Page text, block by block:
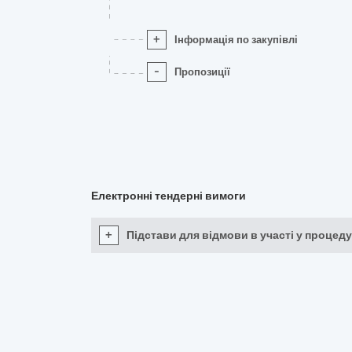
+ Інформація по закупівлі
- Пропозиції
Електронні тендерні вимоги
+ Підстави для відмови в участі у